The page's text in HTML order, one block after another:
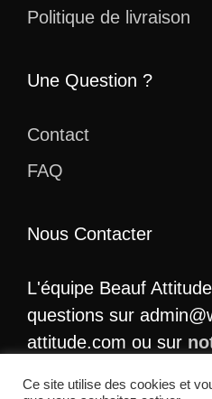
Politique de livraison
Une Question ?
Contact
FAQ
Nous Contacter
L'équipe Beauf
questions sur
attitude.com ou sur
Ce site utilise des cookies et